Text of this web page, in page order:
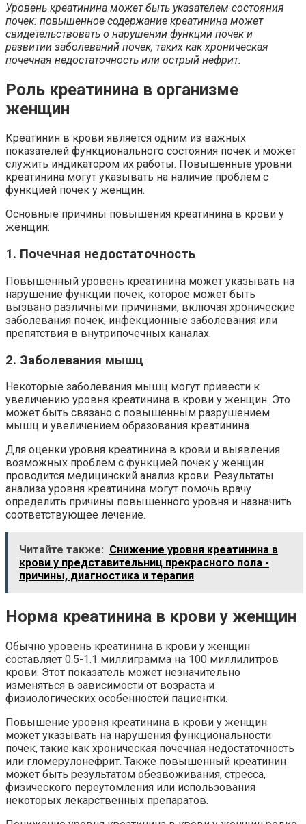
Уровень креатинина может быть указателем состояния
почек: повышенное содержание креатинина может
свидетельствовать о нарушении функции почек и
развитии заболеваний почек, таких как хроническая
почечная недостаточность или острый нефрит.
Роль креатинина в организме
женщин
Креатинин в крови является одним из важных
показателей функционального состояния почек и может
служить индикатором их работы. Повышенные уровни
креатинина могут указывать на наличие проблем с
функцией почек у женщин.
Основные причины повышения креатинина в крови у
женщин:
1. Почечная недостаточность
Повышенный уровень креатинина может указывать на
нарушение функции почек, которое может быть
вызвано различными причинами, включая хронические
заболевания почек, инфекционные заболевания или
препятствия в внутрипочечных каналах.
2. Заболевания мышц
Некоторые заболевания мышц могут привести к
увеличению уровня креатинина в крови у женщин. Это
может быть связано с повышенным разрушением
мышц и увеличением образования креатинина.
Для оценки уровня креатинина в крови и выявления
возможных проблем с функцией почек у женщин
проводится медицинский анализ крови. Результаты
анализа уровня креатинина могут помочь врачу
определить причины повышенного уровня и назначить
соответствующее лечение.
Читайте также: Снижение уровня креатинина в
крови у представительниц прекрасного пола -
причины, диагностика и терапия
Норма креатинина в крови у женщин
Обычно уровень креатинина в крови у женщин
составляет 0.5-1.1 миллиграмма на 100 миллилитров
крови. Этот показатель может незначительно
изменяться в зависимости от возраста и
физиологических особенностей пациентки.
Повышение уровня креатинина в крови у женщин
может указывать на нарушения функциональности
почек, такие как хроническая почечная недостаточность
или гломерулонефрит. Также повышенный креатинин
может быть результатом обезвоживания, стресса,
физического переутомления или использования
некоторых лекарственных препаратов.